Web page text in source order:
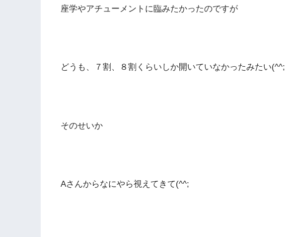
座学やアチューメントに臨みたかったのですが
どうも、７割、８割くらいしか開いていなかったみたい(^^;
そのせいか
Aさんからなにやら視えてきて(^^;